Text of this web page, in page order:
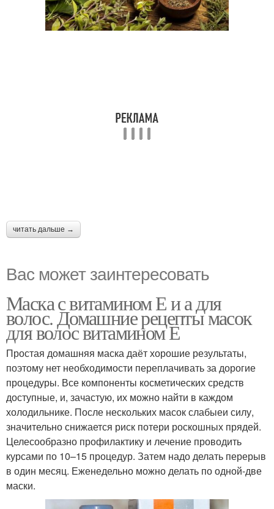
читать дальше →
Вас может заинтересовать
Маска с витамином Е и а для
волос. Домашние рецепты масок
для волос витамином Е
Простая домашняя маска даёт хорошие результаты,
поэтому нет необходимости переплачивать за дорогие
процедуры. Все компоненты косметических средств
доступные, и, зачастую, их можно найти в каждом
холодильнике. После нескольких масок слабыеи силу,
значительно снижается риск потери роскошных прядей.
Целесообразно профилактику и лечение проводить
курсами по 10–15 процедур. Затем надо делать перерыв
в один месяц. Еженедельно можно делать по одной-две
маски.